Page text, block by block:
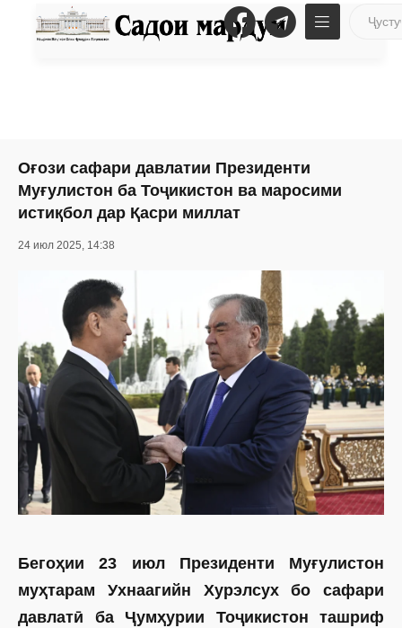
Оғози сафари давлатии Президенти
Муғулистон ба Тоҷикистон ва маросими
истиқбол дар Қасри миллат
24 июл 2025, 14:38
Бегоҳии 23 июл Президенти Муғулистон
муҳтарам Ухнаагийн Хурэлсух бо сафари
давлатӣ ба Ҷумҳурии Тоҷикистон ташриф